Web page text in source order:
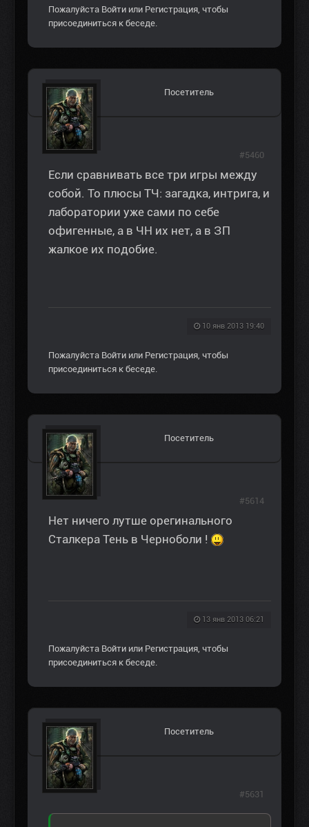
Пожалуйста Войти или Регистрация , чтобы
присоединиться к беседе.
Посетитель
Если сравнивать все три игры между
собой. То плюсы ТЧ: загадка, интрига, и
лаборатории уже сами по себе
офигенные, а в ЧН их нет, а в ЗП
жалкое их подобие.
10 янв 2013 19:40
#5460
Пожалуйста Войти или Регистрация , чтобы
присоединиться к беседе.
Посетитель
Нет ничего лутше орегинального
Сталкера Тень в Черноболи !
13 янв 2013 06:21
#5614
Пожалуйста Войти или Регистрация , чтобы
присоединиться к беседе.
Посетитель
#5631